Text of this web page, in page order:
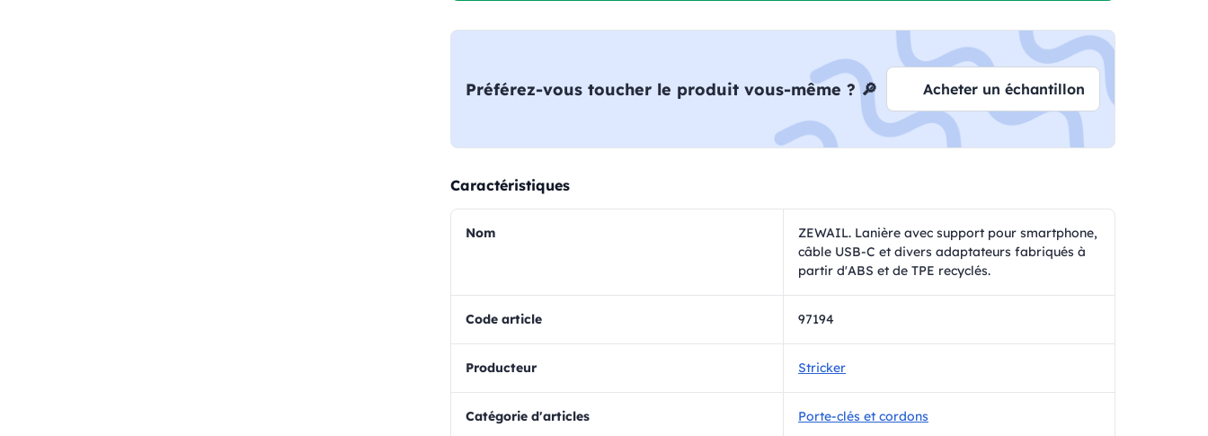
Préférez-vous toucher le produit vous-même ? 🔎 Acheter un échantillon
Caractéristiques
Nom
ZEWAIL. Lanière avec support pour smartphone,
câble USB-C et divers adaptateurs fabriqués à
partir d'ABS et de TPE recyclés.
Code article 97194
Producteur Stricker
Catégorie d'articles Porte-clés et cordons